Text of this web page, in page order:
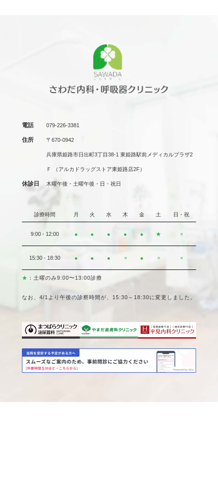
電話 079-226-3381
住所 〒670-0942
兵庫県姫路市日出町3丁目38-1 東姫路駅前メディカルプラザ2
Ｆ （アルカドラッグストア東姫路店2F）
休診日 木曜午後・土曜午後・日・祝日
診療時間 月 火 水 木 金 土 日・祝
9:00 - 12:00 ● ● ● ● ● ★ ×
15:30 - 18:30 ● ● ● × ● × ×
★ ：土曜のみ9:00〜13:00診療
なお、4/1より午後の診察時間が、15:30～18:30に変更しました。